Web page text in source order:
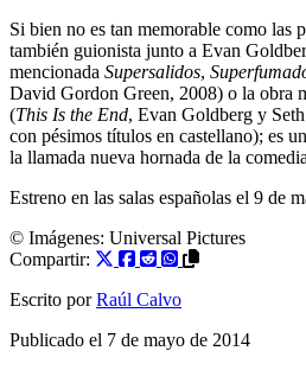
Si bien no es tan memorable como las
también guionista junto a Evan
mencionada Supersalidos,
David Gordon Green, 2008) o la obra
(This Is the End, Evan Goldberg y
con pésimos títulos en castellano); es
la llamada nueva hornada de la
Estreno en las salas españolas el 9 de
© Imágenes: Universal Pictures
Compartir:
Escrito por Raúl Calvo
Publicado el 7 de mayo de 2014